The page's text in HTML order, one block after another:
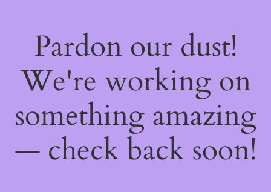
Pardon our dust!
We're working on
something amazing
— check back soon!